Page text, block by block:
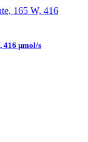
416 µmol/s